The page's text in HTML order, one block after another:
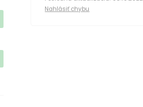
Nahlásiť chybu